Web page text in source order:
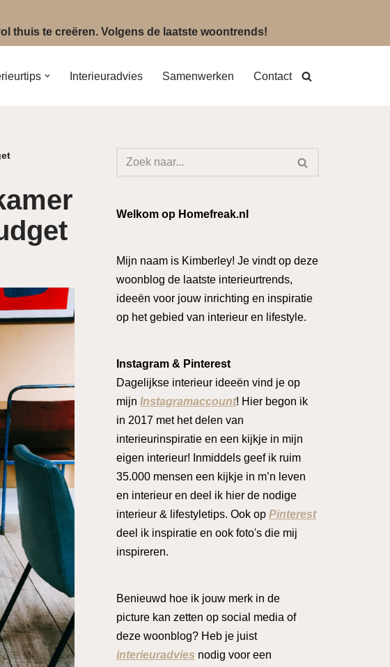
thuis te creëren. Volgens de laatste woontrends!
Interieuradvies Samenwerken Contact
Welkom op Homefreak.nl
Mijn naam is Kimberley! Je vindt op deze
woonblog de laatste interieurtrends,
ideeën voor jouw inrichting en inspiratie
op het gebied van interieur en lifestyle.
Instagram & Pinterest
Dagelijkse interieur ideeën vind je op
mijn Instagramaccount! Hier begon ik
in 2017 met het delen van
interieurinspiratie en een kijkje in mijn
eigen interieur! Inmiddels geef ik ruim
35.000 mensen een kijkje in m’n leven
en interieur en deel ik hier de nodige
interieur & lifestyletips. Ook op Pinterest
deel ik inspiratie en ook foto's die mij
inspireren.
Benieuwd hoe ik jouw merk in de
picture kan zetten op social media of
deze woonblog? Heb je juist
interieuradvies nodig voor een